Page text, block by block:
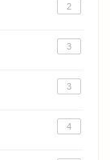
2
3
3
4